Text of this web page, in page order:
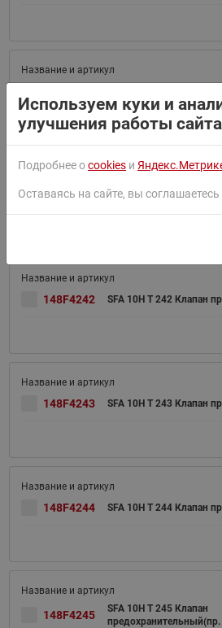
148F4241 SFA 10H T 241 Клапан
148F4242 SFA 10H T 242 Клапан
148F4243 SFA 10H T 243 Клапан
148F4244 SFA 10H T 244 Клапан
148F4245
SFA 10H T 245 Клапан
Используем куки и
улучшения работы сайта
Подробнее оcookies и
Оставаясь на сайте, вы